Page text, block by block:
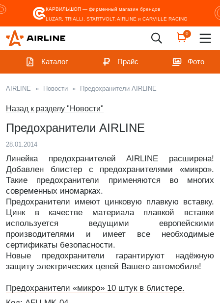
КАРВИЛЬШОП — фирменный магазин брендов
LUZAR, TRIALLI, STARTVOLT, AIRLINE и CARVILLE RACING
0
Каталог Прайс Фото
AIRLINE » Новости » Предохранители AIRLINE
Назад к разделу "Новости"
Предохранители AIRLINE
28.01.2014
Линейка предохранителей AIRLINE расширена!
Добавлен блистер с предохранителями «микро».
Такие предохранители применяются во многих
современных иномарках.
Предохранители имеют цинковую плавкую вставку.
Цинк в качестве материала плавкой вставки
используется ведущими европейскими
производителями и имеет все необходимые
сертификаты безопасности.
Новые предохранители гарантируют надёжную
защиту электрических цепей Вашего автомобиля!
Предохранители «микро» 10 штук в блистере.